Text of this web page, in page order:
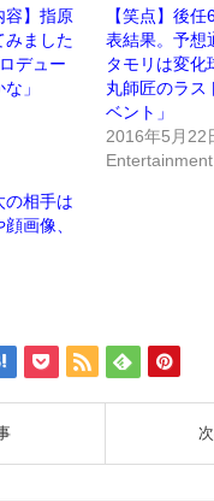
容】指原
みました
デュー
」
【笑点】後
表結果。予想
タモリは変化
丸師匠のラス
ベント」
2016年5月22
Entertainment
の相手は
画像、